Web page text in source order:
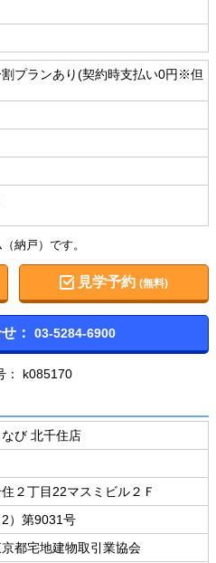
プランあり(契約時支払い0円※但
納戸）です。
見学予約(無料)
： 03-5284-6900
： k085170
び 北千住店
２丁目22マスミビル２Ｆ
）第9031号
都宅地建物取引業協会